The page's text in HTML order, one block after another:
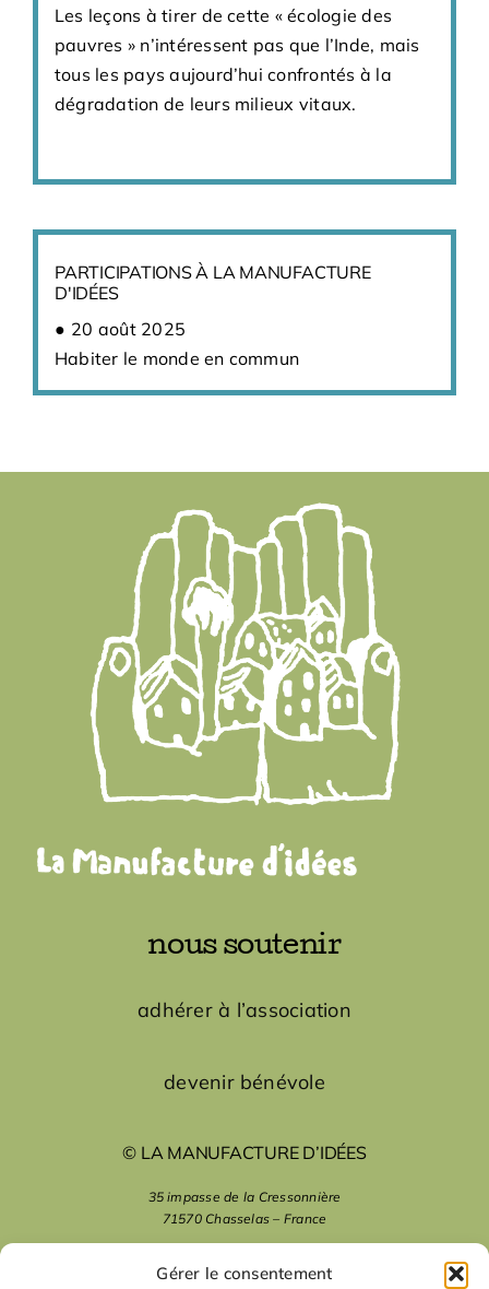
Gérer le consentement
Les leçons à tirer de cette « écologie des
pauvres » n’intéressent pas que l’Inde, mais
tous les pays aujourd’hui confrontés à la
dégradation de leurs milieux vitaux.
PARTICIPATIONS À LA MANUFACTURE
D'IDÉES
20 août 2025
Habiter le monde en commun
nous soutenir
adhérer à l’association
devenir bénévole
© LA MANUFACTURE D’IDÉES
35 impasse de la Cressonnière
71570 Chasselas – France
mentions légales